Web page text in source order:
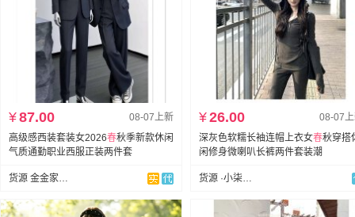
08-07上新
¥87.00
高级感西装套装女2026春秋季新款休闲
气质通勤职业西服正装两件套
货源 金金家-承接订单
08-07
¥26.00
深灰色软糯长袖连帽上衣女春秋穿搭
闲修身微喇叭长裤两件套装潮
货源 ·小柒网批